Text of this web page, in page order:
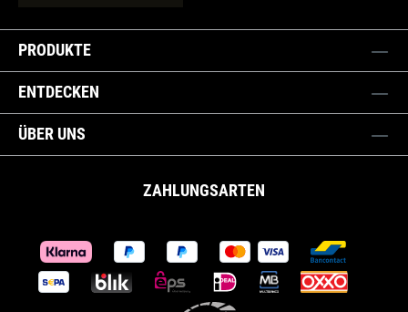
PRODUKTE
ENTDECKEN
ÜBER UNS
ZAHLUNGSARTEN